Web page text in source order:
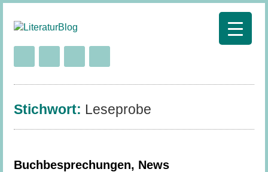
Stichwort: Leseprobe
Buchbesprechungen, News